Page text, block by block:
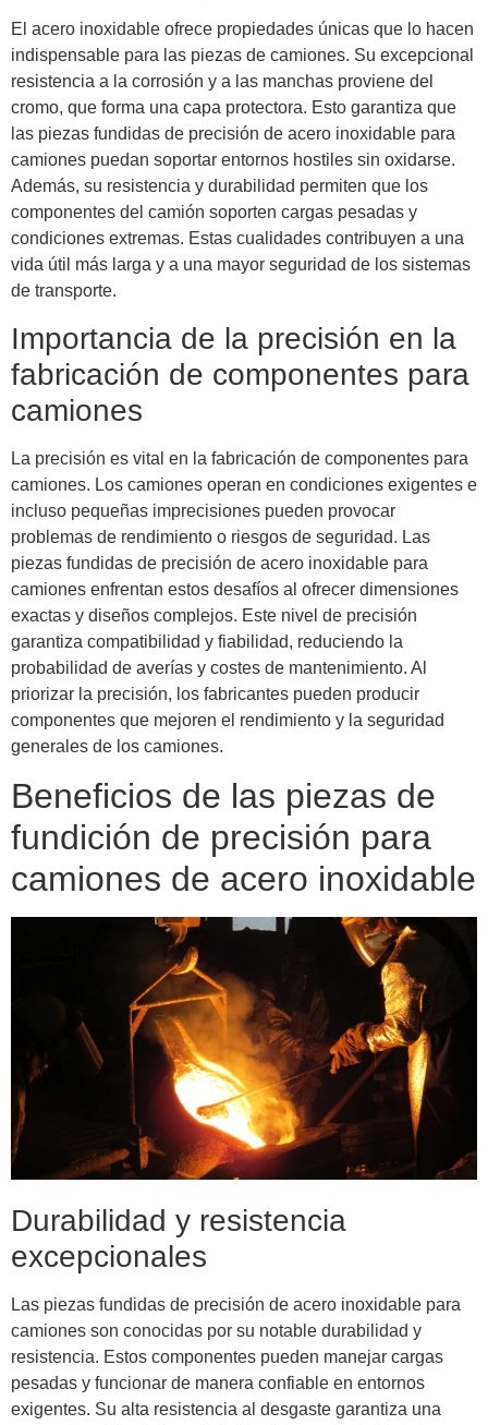
El acero inoxidable ofrece propiedades únicas que lo hacen
indispensable para las piezas de camiones. Su excepcional
resistencia a la corrosión y a las manchas proviene del
cromo, que forma una capa protectora. Esto garantiza que
las piezas fundidas de precisión de acero inoxidable para
camiones puedan soportar entornos hostiles sin oxidarse.
Además, su resistencia y durabilidad permiten que los
componentes del camión soporten cargas pesadas y
condiciones extremas. Estas cualidades contribuyen a una
vida útil más larga y a una mayor seguridad de los sistemas
de transporte.
Importancia de la precisión en la
fabricación de componentes para
camiones
La precisión es vital en la fabricación de componentes para
camiones. Los camiones operan en condiciones exigentes e
incluso pequeñas imprecisiones pueden provocar
problemas de rendimiento o riesgos de seguridad. Las
piezas fundidas de precisión de acero inoxidable para
camiones enfrentan estos desafíos al ofrecer dimensiones
exactas y diseños complejos. Este nivel de precisión
garantiza compatibilidad y fiabilidad, reduciendo la
probabilidad de averías y costes de mantenimiento. Al
priorizar la precisión, los fabricantes pueden producir
componentes que mejoren el rendimiento y la seguridad
generales de los camiones.
Beneficios de las piezas de
fundición de precisión para
camiones de acero inoxidable
Durabilidad y resistencia
excepcionales
Las piezas fundidas de precisión de acero inoxidable para
camiones son conocidas por su notable durabilidad y
resistencia. Estos componentes pueden manejar cargas
pesadas y funcionar de manera confiable en entornos
exigentes. Su alta resistencia al desgaste garantiza una